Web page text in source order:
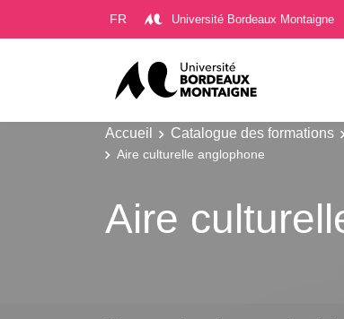
FR Université Bordeaux Montaigne
Accueil Catalogue des formations
Aire culturelle anglophone
Aire